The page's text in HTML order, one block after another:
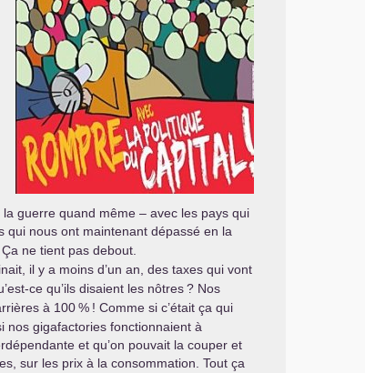
guerre quand même – avec les pays qui
qui nous ont maintenant dépassé en la
ne tient pas debout.
il y a moins d’un an, des taxes qui vont
ce qu’ils disaient les nôtres? Nos
à 100% ! Comme si c’était ça qui
nos gigafactories fonctionnaient à
et qu’on pouvait la couper et
sur les prix à la consommation. Tout ça